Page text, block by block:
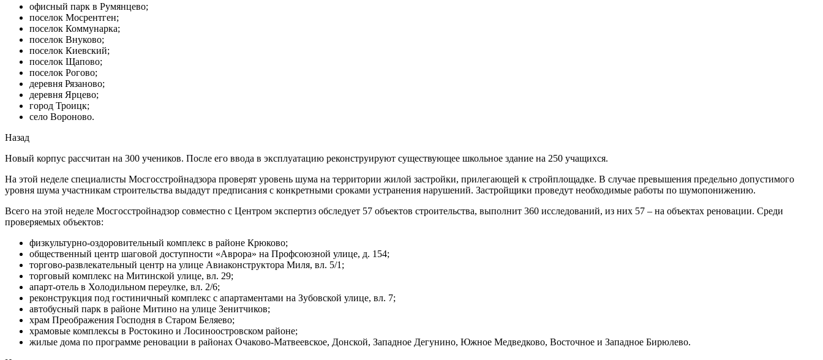
офисный парк в Румянцево;
поселок Мосрентген;
поселок Коммунарка;
поселок Внуково;
поселок Киевский;
поселок Щапово;
поселок Рогово;
деревня Рязаново;
деревня Ярцево;
город Троицк;
село Вороново.
Назад
Новый корпус рассчитан на 300 учеников. После его ввода в эксплуатацию реконструируют существующее школьное здание на 250 учащихся.
На этой неделе специалисты Мосгосстройнадзора проверят уровень шума на территории жилой застройки, прилегающей к стройплощадке. В случае превышения предельно допустимого
уровня шума участникам строительства выдадут предписания с конкретными сроками устранения нарушений. Застройщики проведут необходимые работы по шумопонижению.
Всего на этой неделе Мосгосстройнадзор совместно с Центром экспертиз обследует 57 объектов строительства, выполнит 360 исследований, из них 57 – на объектах реновации. Среди
проверяемых объектов:
физкультурно-оздоровительный комплекс в районе Крюково;
общественный центр шаговой доступности «Аврора» на Профсоюзной улице, д. 154;
торгово-развлекательный центр на улице Авиаконструктора Миля, вл. 5/1;
торговый комплекс на Митинской улице, вл. 29;
апарт-отель в Холодильном переулке, вл. 2/6;
реконструкция под гостиничный комплекс с апартаментами на Зубовской улице, вл. 7;
автобусный парк в районе Митино на улице Зенитчиков;
храм Преображения Господня в Старом Беляево;
храмовые комплексы в Ростокино и Лосиноостровском районе;
жилые дома по программе реновации в районах Очаково-Матвеевское, Донской, Западное Дегунино, Южное Медведково, Восточное и Западное Бирюлево.